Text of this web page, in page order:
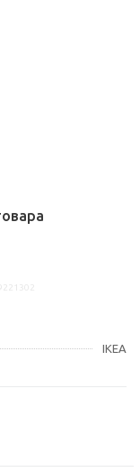
IKEA